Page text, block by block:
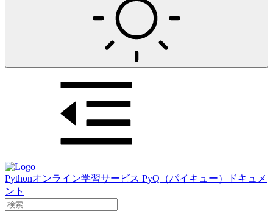
Pythonオンライン学習サービス PyQ（パイキュー）ドキュメ
ント